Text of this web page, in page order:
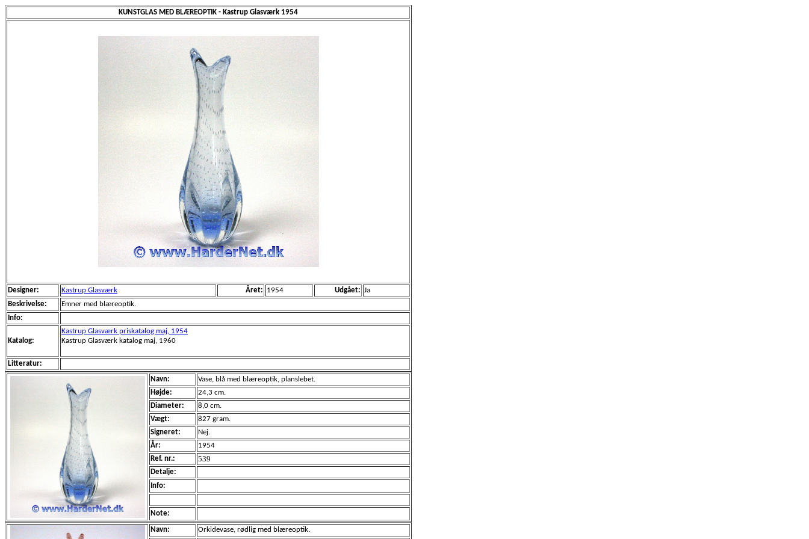
KUNSTGLAS MED BLÆREOPTIK - Kastrup Glasværk 1954
Designer: Kastrup Glasværk Året: 1954 Udgået: Ja
Beskrivelse:
Emner med blæreoptik.
Info:
Katalog:
Kastrup Glasværk priskatalog maj, 1954
Kastrup Glasværk katalog maj, 1960
Litteratur:
Navn:
Vase, blå med blæreoptik, planslebet.
Højde:
24,3 cm.
Diameter:
8,0 cm.
Vægt:
827 gram.
Signeret:
Nej.
År:
1954
Ref. nr.:
539
Detalje:
Info:
Note:
Navn:
Orkidevase, rødlig med blæreoptik.